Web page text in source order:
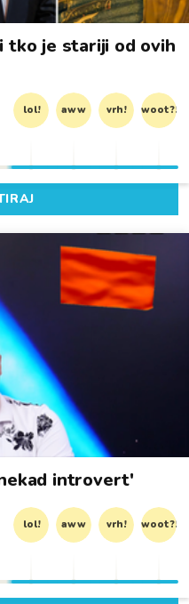
tko je stariji od ovih
lol! aww vrh! woot?!
introvert'
lol! aww vrh! woot?!